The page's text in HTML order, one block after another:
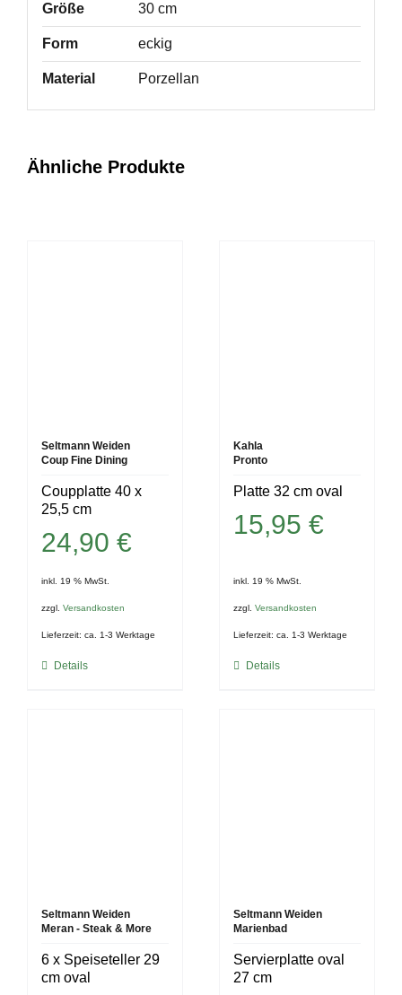
Größe 30 cm
Form eckig
Material Porzellan
Ähnliche Produkte
Seltmann Weiden
Coup Fine Dining
Coupplatte 40 x
25,5 cm
24,90 €
inkl. 19 % MwSt.
zzgl. Versandkosten
Lieferzeit: ca. 1-3 Werktage
Details
Kahla
Pronto
Platte 32 cm oval
15,95€
inkl. 19 % MwSt.
zzgl.Versandkosten
Lieferzeit:ca. 1-3 Werktage
Details
Seltmann Weiden
Meran - Steak & More
6 x Speiseteller 29
cm oval
Seltmann Weiden
Marienbad
Servierplatte oval
27 cm